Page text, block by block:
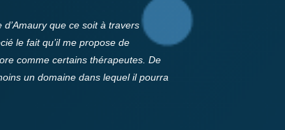
que ce soit à travers
le fait qu’il me propose de
comme certains thérapeutes. De
un domaine dans lequel il pourra